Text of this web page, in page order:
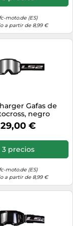
fc-moto.de (ES)
a partir de 8,99 €
Gafas de
negro
29,00 €
3 precios
fc-moto.de (ES)
a partir de 8,99 €